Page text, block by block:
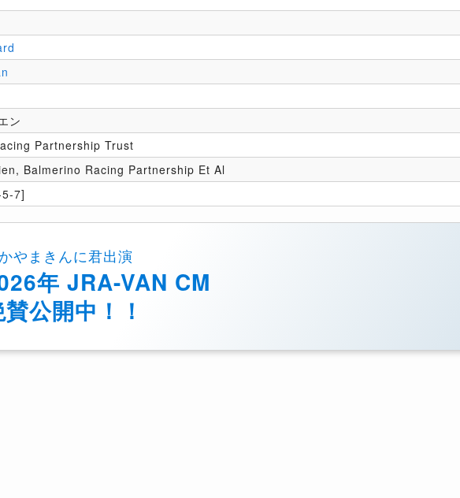
ン
Partnership Trust
Balmerino Racing Partnership Et Al
7]
やまきんに君出演
年 JRA-VAN CM
公開中！！